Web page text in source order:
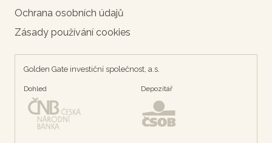
Ochrana osobních údajů
Zásady používání cookies
Golden Gate investiční společnost, a.s.
Dohled Depozítář